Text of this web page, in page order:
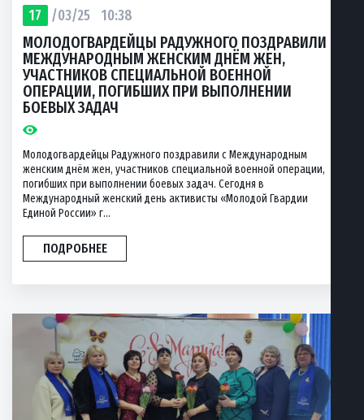
17 /03/25 10:38
МОЛОДОГВАРДЕЙЦЫ РАДУЖНОГО ПОЗДРАВИЛИ С
МЕЖДУНАРОДНЫМ ЖЕНСКИМ ДНЁМ ЖЕН,
УЧАСТНИКОВ СПЕЦИАЛЬНОЙ ВОЕННОЙ
ОПЕРАЦИИ, ПОГИБШИХ ПРИ ВЫПОЛНЕНИИ
БОЕВЫХ ЗАДАЧ
Молодогвардейцы Радужного поздравили с Международным
женским днём жен, участников специальной военной операции,
погибших при выполнении боевых задач. Сегодня в
Международный женский день активисты «Молодой Гвардии
Единой России» г...
ПОДРОБНЕЕ